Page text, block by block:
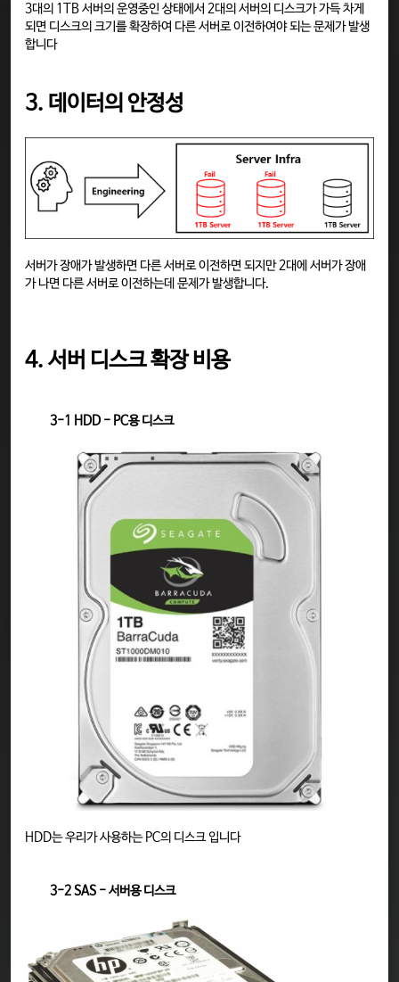
3대의 1TB 서버의 운영중인 상태에서 2대의 서버의 디스크가 가득 차게
되면 디스크의 크기를 확장하여 다른 서버로 이전하여야 되는 문제가 발생
합니다
3. 데이터의 안정성
서버가 장애가 발생하면 다른 서버로 이전하면 되지만 2대에 서버가 장애
가 나면 다른 서버로 이전하는데 문제가 발생합니다.
4. 서버 디스크 확장 비용
3-1 HDD - PC용 디스크
HDD는 우리가 사용하는 PC의 디스크 입니다
3-2 SAS - 서버용 디스크